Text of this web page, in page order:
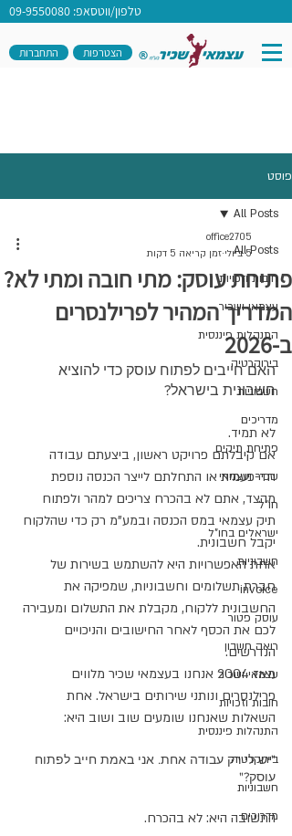
טלפון/ווטסאפ: 09-9550080
התחברות הצטרפות
פוסט
All Posts
חובות וזכויות
עצמאי ושכיר
התנהלות פיננסית
בירוקרטיה
חשבוניות
מדריכים
פתיחת תיקים
שכיר ועצמאי
חו"ל
ישראלים בחו"ל
חשבוניות
invoice
עוסק פטור
רואה חשבון
עצמאי ושכיר
חובות וזכויות
התנהלות פיננסית
בירוקרטיה
חשבוניות
מדריכים
All Posts
פתיחת עוסק: מתי חובה ומתי לא?
המדריך המהיר לפרילנסרים
ב-2026
office2705
5 ביולי
זמן קריאה 5 דקות
האם חייבים לפתוח עוסק כדי להוציא
חשבונית בישראל?
לא תמיד.
אם קיבלתם פרויקט ראשון, ביצעתם עבודה
חד-פעמית או התחלתם לייצר הכנסה נוספת
מהצד, אתם לא בהכרח צריכים למהר ולפתוח
תיק עצמאי במס הכנסה ובמע"מ רק כדי שהלקוח
יקבל חשבונית.
אחת האפשרויות היא להשתמש בשירות של
חברת תשלומים וחשבוניות, שמפיקה את
החשבונית ללקוח, מקבלת את התשלום ומעבירה
לכם את הכסף לאחר החישובים והניכויים
הנדרשים.
מאז 2004 אנחנו בעצמאי שכיר מלווים
פרילנסרים ונותני שירותים בישראל. אחת
השאלות שאנחנו שומעים שוב ושוב היא:
"יש לי רק עבודה אחת. אני באמת חייב לפתוח
עוסק?"
התשובה היא: לא בהכרח.